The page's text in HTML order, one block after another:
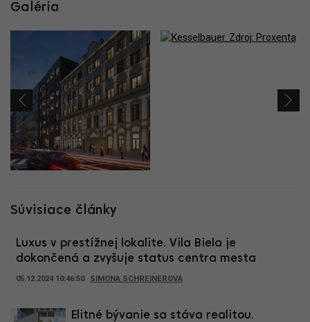
Galéria
Súvisiace články
Luxus v prestížnej lokalite. Vila Biela je
dokončená a zvyšuje status centra mesta
05.12.2024 10:46:50 SIMONA SCHREINEROVÁ
Elitné bývanie sa stáva realitou.